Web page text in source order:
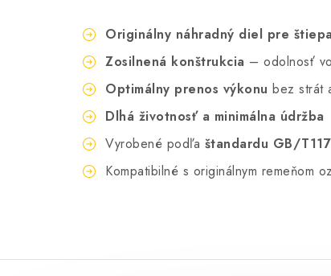
Originálny náhradný diel pre
Zosilnená konštrukcia – odolnosť
Optimálny prenos výkonu bez strát
Dlhá životnosť a minimálna údržba
Vyrobené podľa štandardu GB/
Kompatibilné s originálnym remeňom